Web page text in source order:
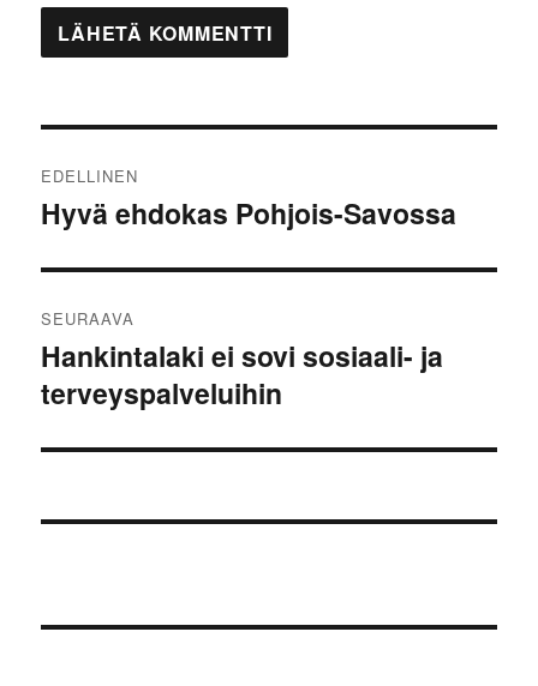
selaus
EDELLINEN
Edellinen
Hyvä ehdokas Pohjois-Savossa
SEURAAVA
Seuraava
artikkeli:
Hankintalaki ei sovi sosiaali- ja
terveyspalveluihin